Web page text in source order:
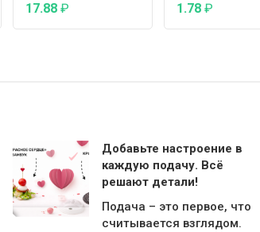
17.88 ₽ 1.78₽
Добавьте настроение в
каждую подачу. Всё
решают детали!
Подача – это первое, что
считывается взглядом.